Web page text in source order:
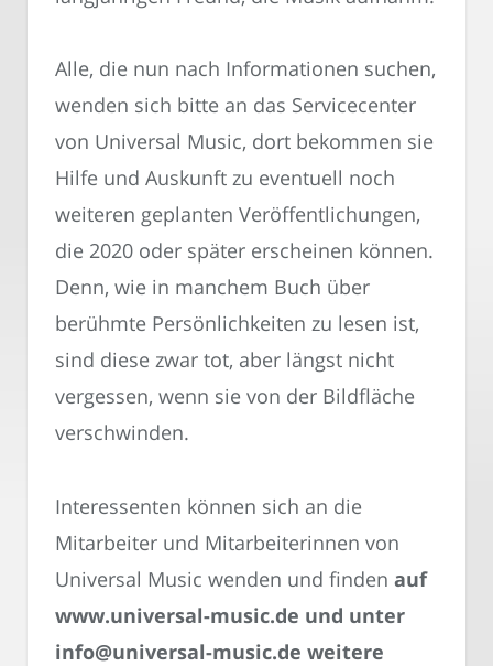
Alle, die nun nach Informationen suchen,
wenden sich bitte an das Servicecenter
von Universal Music, dort bekommen sie
Hilfe und Auskunft zu eventuell noch
weiteren geplanten Veröffentlichungen,
die 2020 oder später erscheinen können.
Denn, wie in manchem Buch über
berühmte Persönlichkeiten zu lesen ist,
sind diese zwar tot, aber längst nicht
vergessen, wenn sie von der Bildfläche
verschwinden.
Interessenten können sich an die
Mitarbeiter und Mitarbeiterinnen von
Universal Music wenden und finden auf
www.universal-music.de und unter
info@universal-music.de weitere